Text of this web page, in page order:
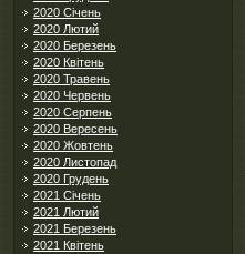
2020 Січень
2020 Лютий
2020 Березень
2020 Квітень
2020 Травень
2020 Червень
2020 Серпень
2020 Вересень
2020 Жовтень
2020 Листопад
2020 Грудень
2021 Січень
2021 Лютий
2021 Березень
2021 Квітень